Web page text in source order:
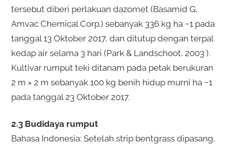
tersebut diberi perlakuan dazomet (Basamid G,
Amvac Chemical Corp.) sebanyak 336 kg ha −1 pada
tanggal 13 Oktober 2017, dan ditutup dengan terpal
kedap air selama 3 hari (Park & ​​Landschoot, 2003 ).
Kultivar rumput teki ditanam pada petak berukuran
2 m × 2 m sebanyak 100 kg benih hidup murni ha −1
pada tanggal 23 Oktober 2017.
2.3 Budidaya rumput
Bahasa Indonesia: Setelah strip bentgrass dipasang,